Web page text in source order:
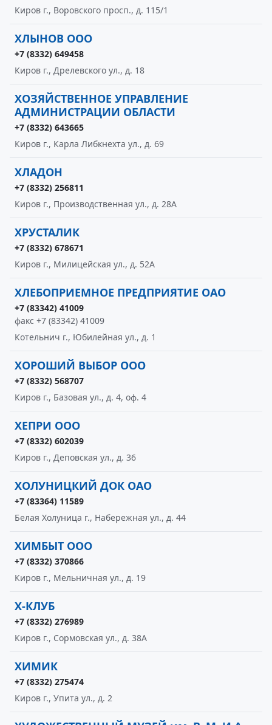
Киров г., Воровского просп., д. 115/1
ХЛЫНОВ ООО
+7 (8332) 649458
Киров г., Дрелевского ул., д. 18
ХОЗЯЙСТВЕННОЕ УПРАВЛЕНИЕ
АДМИНИСТРАЦИИ ОБЛАСТИ
+7 (8332) 643665
Киров г., Карла Либкнехта ул., д. 69
ХЛАДОН
+7 (8332) 256811
Киров г., Производственная ул., д. 28А
ХРУСТАЛИК
+7 (8332) 678671
Киров г., Милицейская ул., д. 52А
ХЛЕБОПРИЕМНОЕ ПРЕДПРИЯТИЕ ОАО
+7 (83342) 41009
факс +7 (83342) 41009
Котельнич г., Юбилейная ул., д. 1
ХОРОШИЙ ВЫБОР ООО
+7 (8332) 568707
Киров г., Базовая ул., д. 4, оф. 4
ХЕПРИ ООО
+7 (8332) 602039
Киров г., Деповская ул., д. 36
ХОЛУНИЦКИЙ ДОК ОАО
+7 (83364) 11589
Белая Холуница г., Набережная ул., д. 44
ХИМБЫТ ООО
+7 (8332) 370866
Киров г., Мельничная ул., д. 19
Х-КЛУБ
+7 (8332) 276989
Киров г., Сормовская ул., д. 38А
ХИМИК
+7 (8332) 275474
Киров г., Упита ул., д. 2